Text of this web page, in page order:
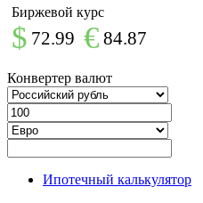
Биржевой курс
$ 72.99 € 84.87
Конвертер валют
Ипотечный калькулятор